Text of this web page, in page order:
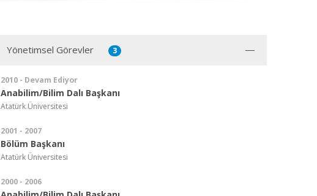
Yönetimsel Görevler 3
2010 - Devam Ediyor
Anabilim/Bilim Dalı Başkanı
Atatürk Üniversitesi
2001 - 2007
Bölüm Başkanı
Atatürk Üniversitesi
2000 - 2006